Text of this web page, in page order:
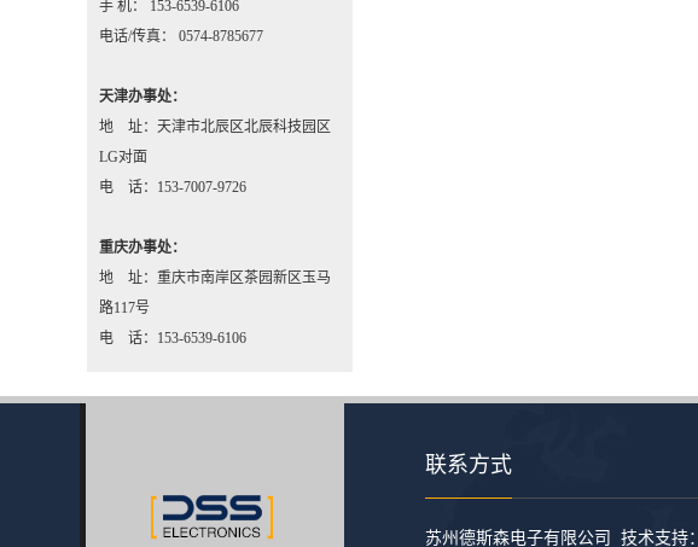
手 机： 153-6539-6106
电话/传真： 0574-8785677
天津办事处：
地 址：天津市北辰区北辰科技园区
LG对面
电 话：153-7007-9726
重庆办事处：
地 址：重庆市南岸区茶园新区玉马
路117号
电 话：153-6539-6106
联系方式
​苏州德斯森电子有限公司 技术支持：